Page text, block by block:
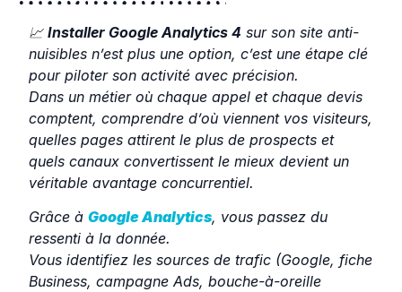
📈 Installer Google Analytics 4 sur son site anti-
nuisibles n’est plus une option, c’est une étape clé
pour piloter son activité avec précision.
Dans un métier où chaque appel et chaque devis
comptent, comprendre d’où viennent vos visiteurs,
quelles pages attirent le plus de prospects et
quels canaux convertissent le mieux devient un
véritable avantage concurrentiel.
Grâce à Google Analytics, vous passez du
ressenti à la donnée.
Vous identifiez les sources de trafic (Google, fiche
Business, campagne Ads, bouche-à-oreille